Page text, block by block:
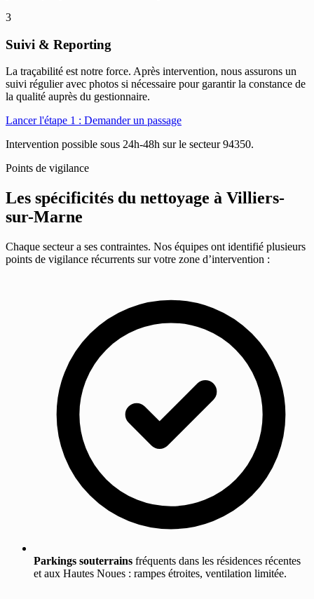
3
Suivi & Reporting
La traçabilité est notre force. Après intervention, nous assurons un
suivi régulier avec photos si nécessaire pour garantir la constance de
la qualité auprès du gestionnaire.
Lancer l'étape 1 : Demander un passage
Intervention possible sous 24h-48h sur le secteur 94350.
Points de vigilance
Les spécificités du nettoyage à Villiers-
sur-Marne
Chaque secteur a ses contraintes. Nos équipes ont identifié plusieurs
points de vigilance récurrents sur votre zone d’intervention :
Parkings souterrains fréquents dans les résidences récentes
et aux Hautes Noues : rampes étroites, ventilation limitée.